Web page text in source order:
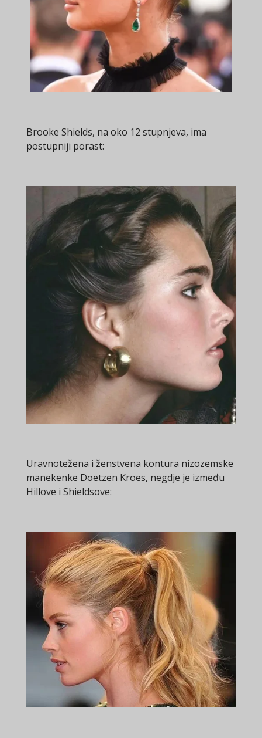
Brooke Shields, na oko 12 stupnjeva, ima
postupniji porast:
Uravnotežena i ženstvena kontura nizozemske
manekenke Doetzen Kroes, negdje je između
Hillove i Shieldsove: